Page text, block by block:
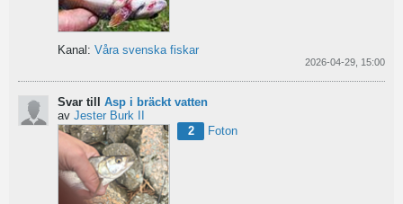
Kanal: Våra svenska fiskar
2026-04-29, 15:00
Svar till Asp i bräckt vatten
av Jester Burk II
2
Foton